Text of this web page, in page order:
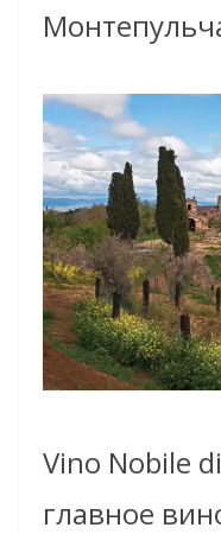
Vino Nobile
главное